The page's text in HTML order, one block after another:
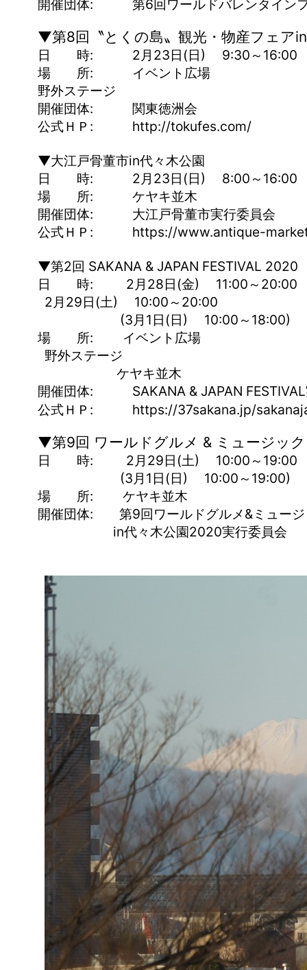
開催団体: 第6回ワールドバレンタインフ
▼第8回〝とくの島〟観光・物産フェア
日 時: 2月23日(日) 9:30～16:00
場 所: イベント広場
野外ステージ
開催団体: 関東徳洲会
公式ＨＰ: http://tokufes.com/
▼大江戸骨董市in代々木公園
日 時: 2月23日(日) 8:00～16:00
場 所: ケヤキ並木
開催団体: 大江戸骨董市実行委員会
公式ＨＰ: https://www.antique-
▼第2回 SAKANA & JAPAN FESTIVAL 2020
日 時: 2月28日(金) 11:00～20:00
2月29日(土) 10:00～20:00
(3月1日(日) 10:00～18:00)
場 所: イベント広場
野外ステージ
ケヤキ並木
開催団体: SAKANA & JAPAN FESTIVAL
公式ＨＰ: https://37sakana.jp/
▼第9回 ワールドグルメ & ミュージッ
日 時: 2月29日(土) 10:00～19:00
(3月1日(日) 10:00～19:00)
場 所: ケヤキ並木
開催団体: 第9回ワールドグルメ&ミュージ
in代々木公園2020実行委員会